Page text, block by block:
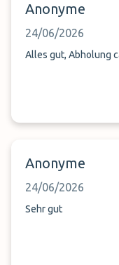
Anonyme
24/06/2026
Alles gut, Abholung
Anonyme
24/06/2026
Sehr gut